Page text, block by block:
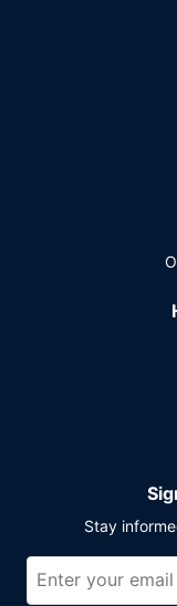
en døgnåben
Stay